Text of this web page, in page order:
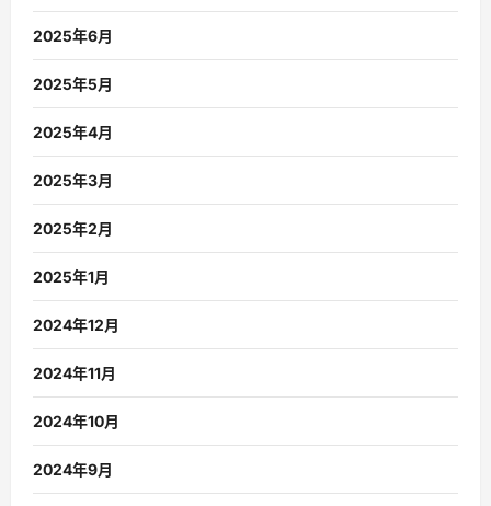
2025年6月
2025年5月
2025年4月
2025年3月
2025年2月
2025年1月
2024年12月
2024年11月
2024年10月
2024年9月